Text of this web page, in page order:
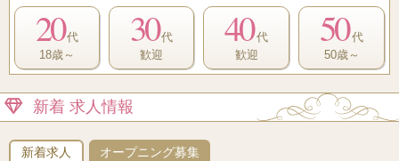
20 代
18歳～
30 代
歓迎
40 代
歓迎
50 代
50歳～
新着 求人情報
新着求人 オープニング募集